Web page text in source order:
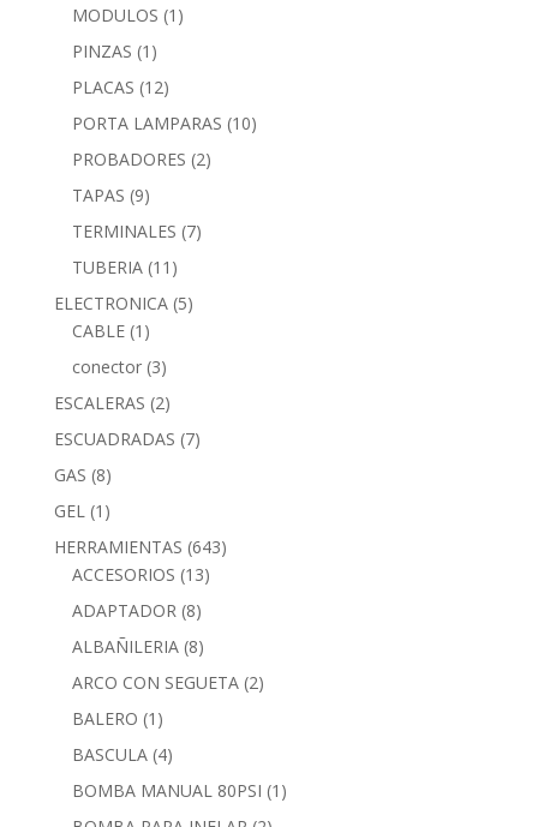
MODULOS (1)
PINZAS (1)
PLACAS (12)
PORTA LAMPARAS (10)
PROBADORES (2)
TAPAS (9)
TERMINALES (7)
TUBERIA (11)
ELECTRONICA (5)
CABLE (1)
conector (3)
ESCALERAS (2)
ESCUADRADAS (7)
GAS (8)
GEL (1)
HERRAMIENTAS (643)
ACCESORIOS (13)
ADAPTADOR (8)
ALBAÑILERIA (8)
ARCO CON SEGUETA (2)
BALERO (1)
BASCULA (4)
BOMBA MANUAL 80PSI (1)